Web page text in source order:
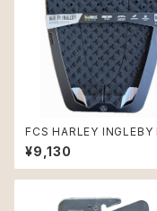
FCS HARLEY INGLEBY
Mid トラクションパッド 5ピ
¥9,130